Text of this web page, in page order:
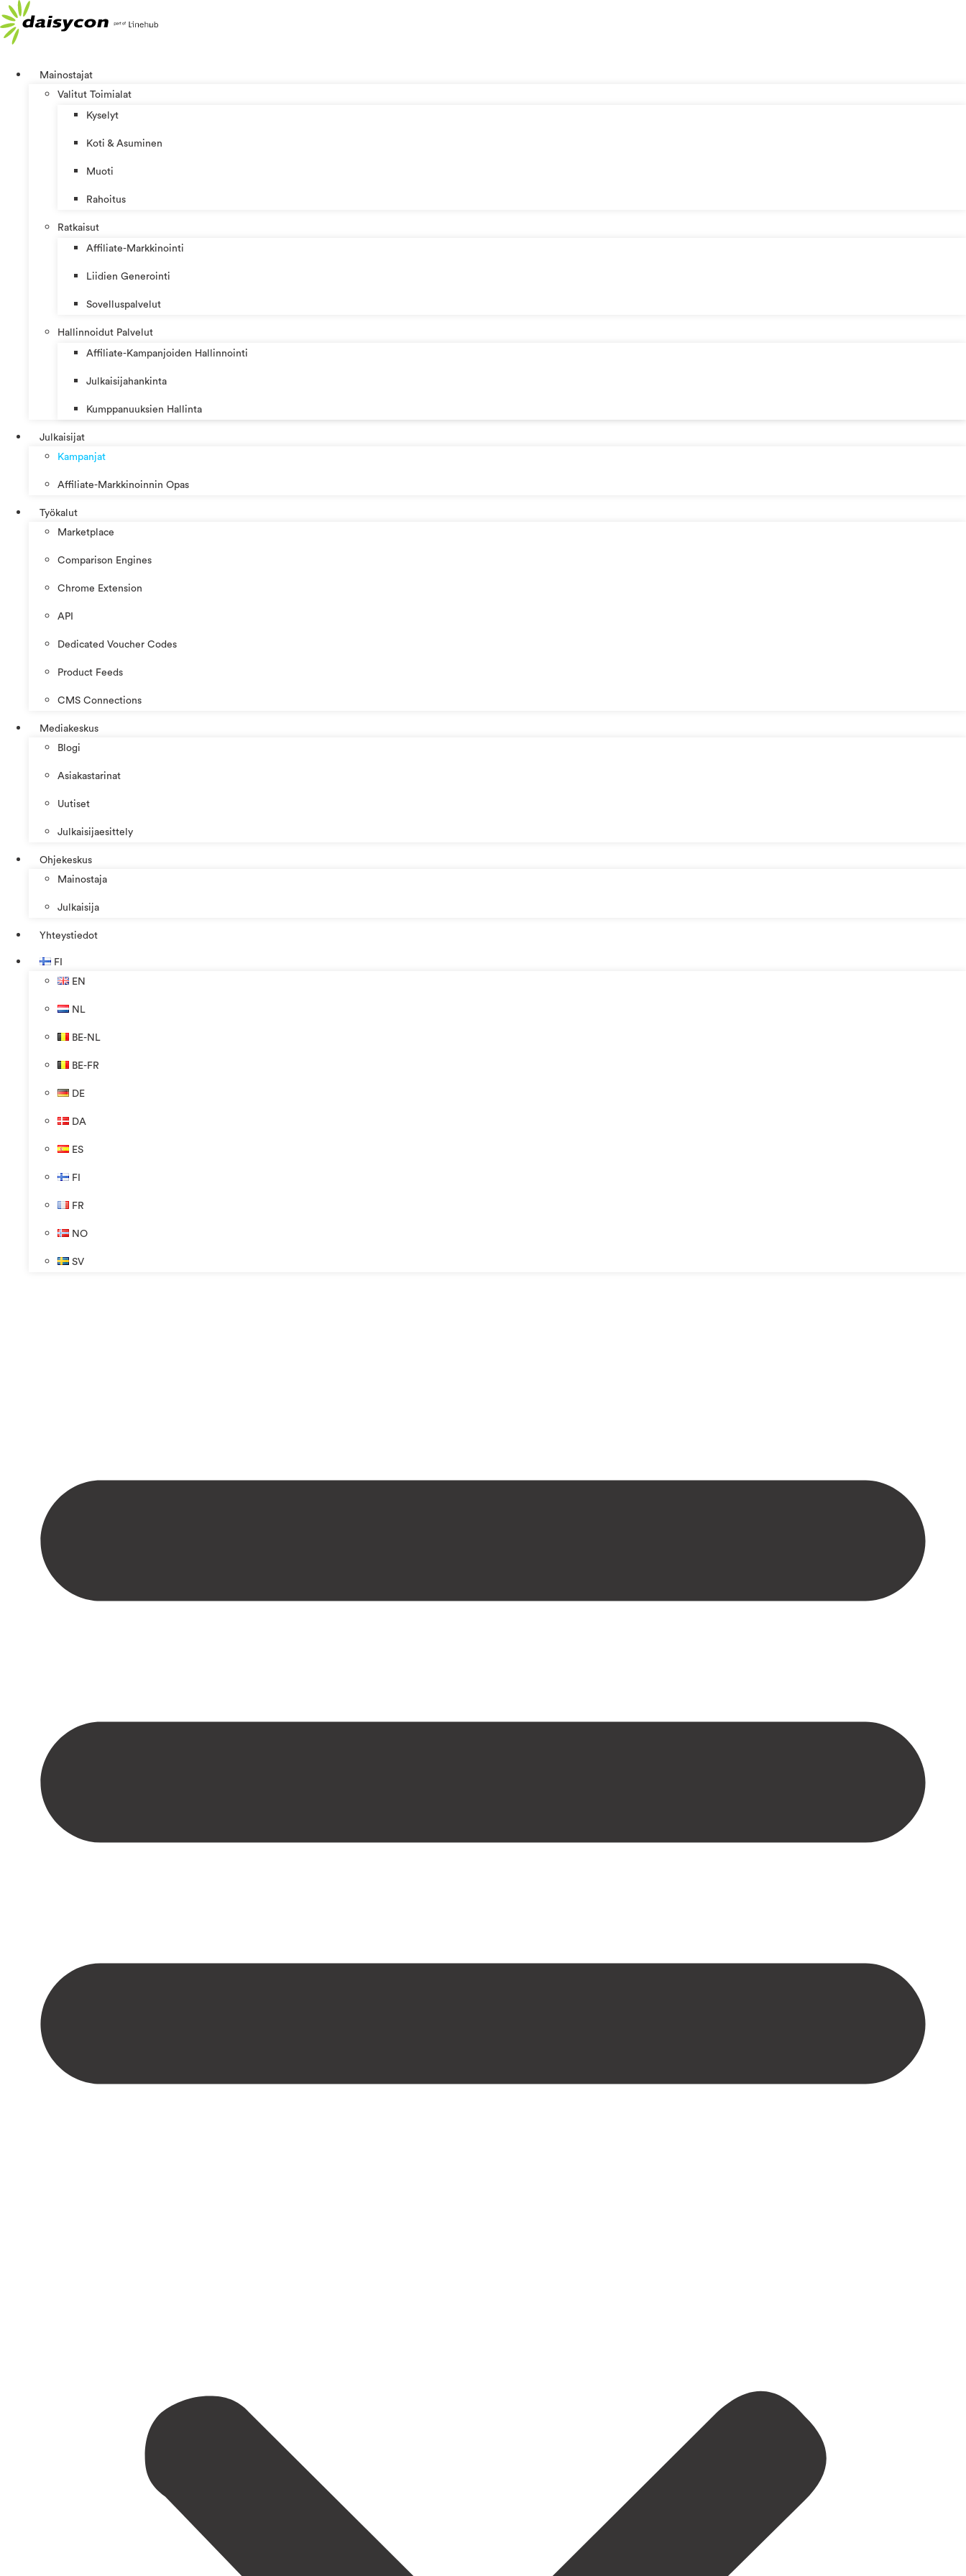
Mene
sisältöön
Mainostajat
Valitut Toimialat
Kyselyt
Koti & Asuminen
Muoti
Rahoitus
Ratkaisut
Affiliate-Markkinointi
Liidien Generointi
Sovelluspalvelut
Hallinnoidut Palvelut
Affiliate-Kampanjoiden Hallinnointi
Julkaisijahankinta
Kumppanuuksien Hallinta
Julkaisijat
Kampanjat
Affiliate-Markkinoinnin Opas
Työkalut
Marketplace
Comparison Engines
Chrome Extension
API
Dedicated Voucher Codes
Product Feeds
CMS Connections
Mediakeskus
Blogi
Asiakastarinat
Uutiset
Julkaisijaesittely
Ohjekeskus
Mainostaja
Julkaisija
Yhteystiedot
FI
EN
NL
BE-NL
BE-FR
DE
DA
ES
FI
FR
NO
SV